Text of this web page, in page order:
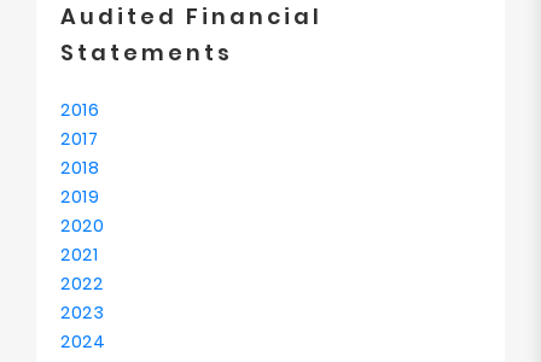
Audited Financial
Statements
2016
2017
2018
2019
2020
2021
2022
2023
2024